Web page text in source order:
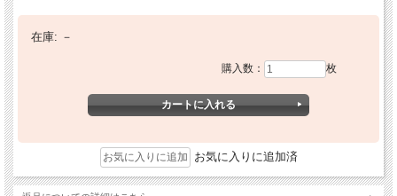
在庫: －
購入数： 枚
お気に入りに追加済